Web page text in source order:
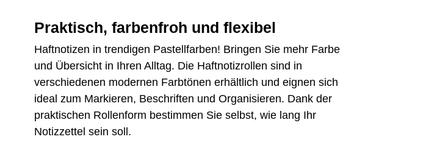
Praktisch, farbenfroh und flexibel
Haftnotizen in trendigen Pastellfarben! Bringen Sie mehr Farbe
und Übersicht in Ihren Alltag. Die Haftnotizrollen sind in
verschiedenen modernen Farbtönen erhältlich und eignen sich
ideal zum Markieren, Beschriften und Organisieren. Dank der
praktischen Rollenform bestimmen Sie selbst, wie lang Ihr
Notizzettel sein soll.